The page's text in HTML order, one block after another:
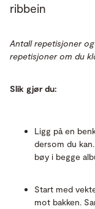
ribbein
Antall repetisjoner
repetisjoner om du
Slik gjør du:
Ligg på en
dersom du
bøy i begge
Start med
mot bakken.